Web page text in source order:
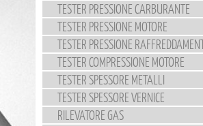
TESTER PRESSIONE CARBURANTE
TESTER PRESSIONE MOTORE
TESTER PRESSIONE
TESTER COMPRESSIONE MOTORE
TESTER SPESSORE METALLI
TESTER SPESSORE VERNICE
RILEVATORE GAS